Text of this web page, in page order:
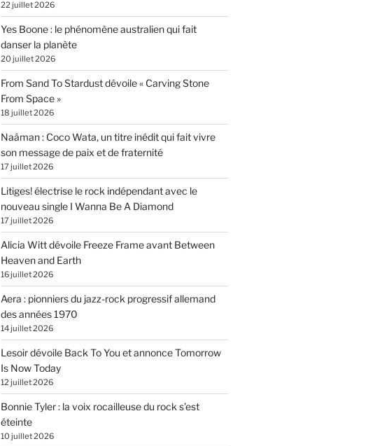
22 juillet 2026
Yes Boone : le phénomène australien qui fait
danser la planète
20 juillet 2026
From Sand To Stardust dévoile « Carving Stone
From Space »
18 juillet 2026
Naâman : Coco Wata, un titre inédit qui fait vivre
son message de paix et de fraternité
17 juillet 2026
Litiges! électrise le rock indépendant avec le
nouveau single I Wanna Be A Diamond
17 juillet 2026
Alicia Witt dévoile Freeze Frame avant Between
Heaven and Earth
16 juillet 2026
Aera : pionniers du jazz-rock progressif allemand
des années 1970
14 juillet 2026
Lesoir dévoile Back To You et annonce Tomorrow
Is Now Today
12 juillet 2026
Bonnie Tyler : la voix rocailleuse du rock s’est
éteinte
10 juillet 2026